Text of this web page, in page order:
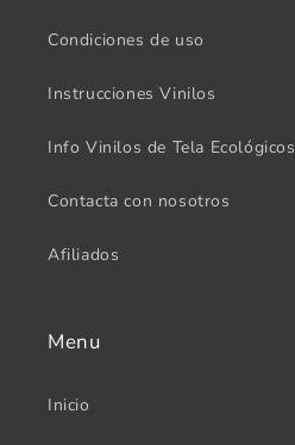
Condiciones de uso
Instrucciones Vinilos
Info Vinilos de Tela Ecológicos
Contacta con nosotros
Afiliados
Menu
Inicio